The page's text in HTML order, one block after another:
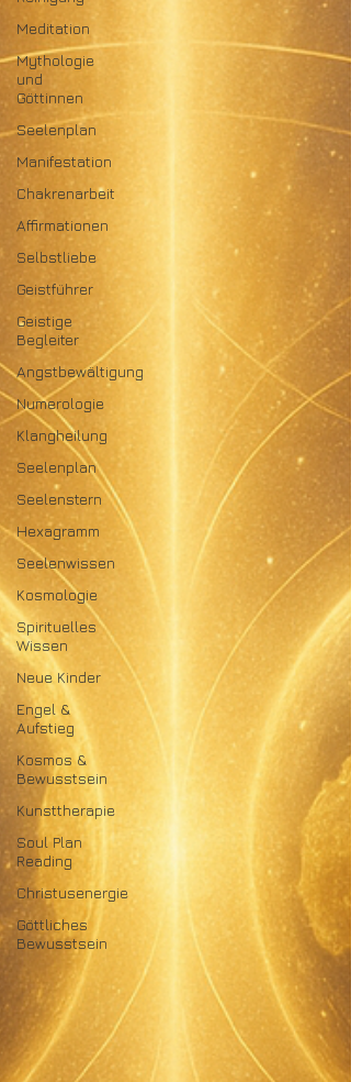
Meditation
Mythologie
und
Göttinnen
Seelenplan
Manifestation
Chakrenarbeit
Affirmationen
Selbstliebe
Geistführer
Geistige
Begleiter
Angstbewältigung
Numerologie
Klangheilung
Seelenplan
Seelenstern
Hexagramm
Seelenwissen
Kosmologie
Spirituelles
Wissen
Neue Kinder
Engel &
Aufstieg
Kosmos &
Bewusstsein
Kunsttherapie
Soul Plan
Reading
Christusenergie
Göttliches
Bewusstsein